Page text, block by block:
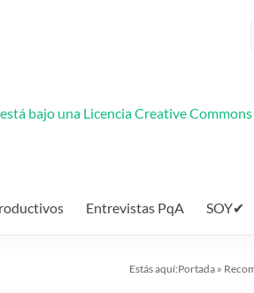
bajo una Licencia Creative
Entrevistas PqA SOY✔
Estás aquí:Portada »